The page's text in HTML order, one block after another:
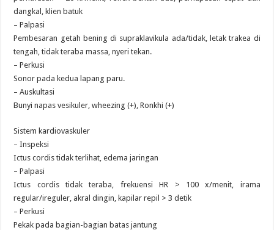
dangkal, klien batuk
– Palpasi
Pembesaran getah bening di supraklavikula ada/tidak, letak trakea di
tengah, tidak teraba massa, nyeri tekan.
– Perkusi
Sonor pada kedua lapang paru.
– Auskultasi
Bunyi napas vesikuler, wheezing (+), Ronkhi (+)
Sistem kardiovaskuler
– Inspeksi
Ictus cordis tidak terlihat, edema jaringan
– Palpasi
Ictus cordis tidak teraba, frekuensi HR > 100 x/menit, irama
regular/ireguler, akral dingin, kapilar repil > 3 detik
– Perkusi
Pekak pada bagian-bagian batas jantung